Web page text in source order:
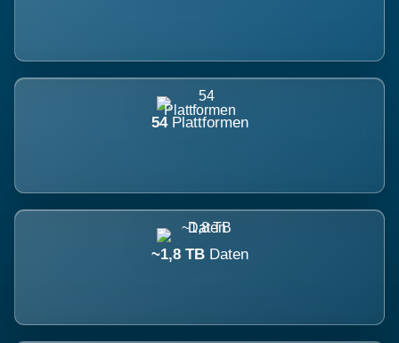
54 Plattformen
~1,8 TB Daten